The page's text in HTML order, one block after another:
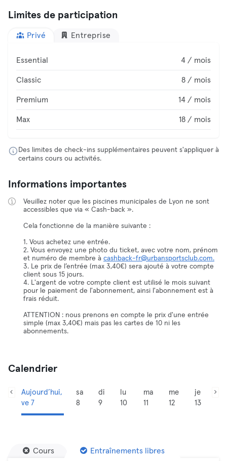
Limites de participation
Privé Entreprise
Essential 4 / mois
Classic 8 / mois
Premium 14 / mois
Max 18 / mois
Des limites de check-ins supplémentaires peuvent s'appliquer à
certains cours ou activités.
Informations importantes
Veuillez noter que les piscines municipales de Lyon ne sont
accessibles que via « Cash-back ».
Cela fonctionne de la manière suivante :
1. Vous achetez une entrée.
2. Vous envoyez une photo du ticket, avec votre nom, prénom
et numéro de membre à cashback-fr@urbansportsclub.com.
3. Le prix de l’entrée (max 3,40€) sera ajouté à votre compte
client sous 15 jours.
4. L'argent de votre compte client est utilisé le mois suivant
pour le paiement de l'abonnement, ainsi l'abonnement est à
frais réduit.
ATTENTION : nous prenons en compte le prix d'une entrée
simple (max 3,40€) mais pas les cartes de 10 ni les
abonnements.
Calendrier
Aujourd’hui,
ve 7
sa
8
di
9
lu
10
ma
11
me
12
je
13
Cours Entraînements libres